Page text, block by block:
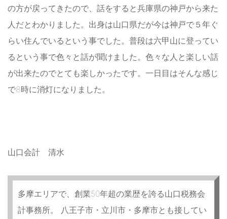
の方が戻ってきたので、話をすると兵庫県の神戸から来た
人だとわかりました。出身は山口県だが今は神戸で５年ぐ
らい住んでいるという事でした。普段は六甲山に登ってい
るという事で色々と話が聞けました。色々な人と楽しい話
が出来たのでとても楽しかったです。一日目はそんな感じ
で8時に消灯になりました。
山口会計 清水
多摩エリアで、創業50年超の業歴を誇る山口税務会
計事務所。 八王子市・立川市・多摩市とも接してい